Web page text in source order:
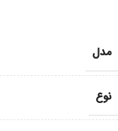
مدل
نوع